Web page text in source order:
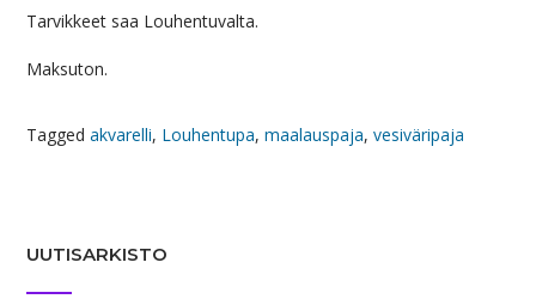
Tarvikkeet saa Louhentuvalta.
Maksuton.
Tagged akvarelli, Louhentupa, maalauspaja, vesiväripaja
UUTISARKISTO